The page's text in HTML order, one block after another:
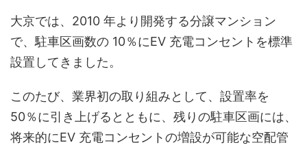
大京では、2010 年より開発する分譲マンション
で、駐車区画数の 10％にEV 充電コンセントを標準
設置してきました。
このたび、業界初の取り組みとして、設置率を
50％に引き上げるとともに、残りの駐車区画には、
将来的にEV 充電コンセントの増設が可能な空配管